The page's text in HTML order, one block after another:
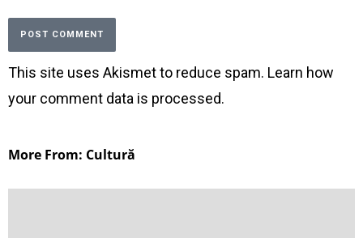
This site uses Akismet to reduce spam. Learn how
your comment data is processed.
More From: Cultură